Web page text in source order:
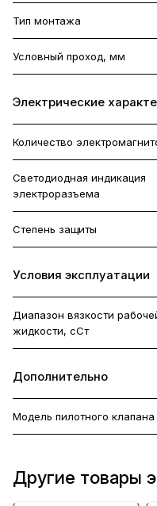
Тип монтажа
Условный проход, мм
Электрические
Количество
Светодиодная индикация
электроразъема
Степень защиты
Условия эксплуатации
Диапазон вязкости
жидкости, сСт
Дополнительно
Модель пилотного клапана
Другие товары